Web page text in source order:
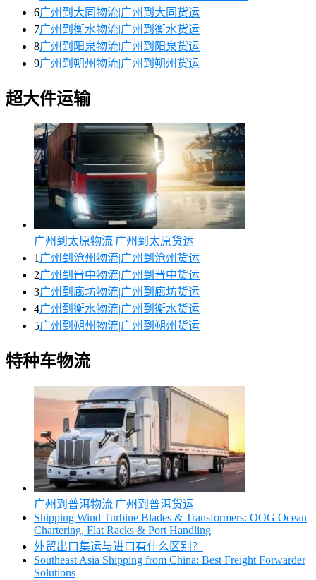
6广州到大同物流|广州到大同货运
7广州到衡水物流|广州到衡水货运
8广州到阳泉物流|广州到阳泉货运
9广州到朔州物流|广州到朔州货运
超大件运输
广州到太原物流|广州到太原货运
1广州到沧州物流|广州到沧州货运
2广州到晋中物流|广州到晋中货运
3广州到廊坊物流|广州到廊坊货运
4广州到衡水物流|广州到衡水货运
5广州到朔州物流|广州到朔州货运
特种车物流
广州到普洱物流|广州到普洱货运
Shipping Wind Turbine Blades & Transformers: OOG Ocean
Chartering, Flat Racks & Port Handling
外贸出口集运与进口有什么区别？
Southeast Asia Shipping from China: Best Freight Forwarder
Solutions